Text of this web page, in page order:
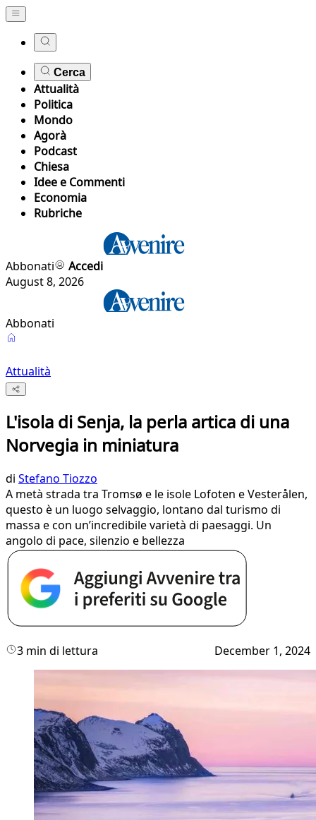
Cerca
Attualità
Politica
Mondo
Agorà
Podcast
Chiesa
Idee e Commenti
Economia
Rubriche
Abbonati
Accedi
August 8, 2026
Abbonati
Attualità
L'isola di Senja, la perla artica di una
Norvegia in miniatura
di Stefano Tiozzo
A metà strada tra Tromsø e le isole Lofoten e Vesterålen,
questo è un luogo selvaggio, lontano dal turismo di
massa e con un’incredibile varietà di paesaggi. Un
angolo di pace, silenzio e bellezza
3 min di lettura December 1, 2024